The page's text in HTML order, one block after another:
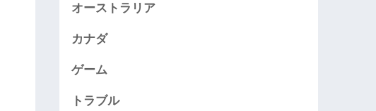
オーストラリア
カナダ
ゲーム
トラブル